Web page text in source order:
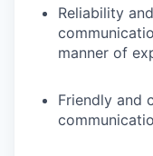
Reliability
manner of
Friendly and